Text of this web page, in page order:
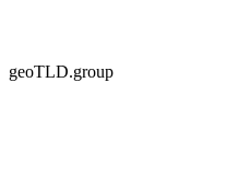
geoTLD.group